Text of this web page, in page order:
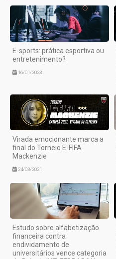
E-sports: prática esportiva ou
entretenimento?
16/01/2023
Virada emocionante marca a
final do Torneio E-FIFA
Mackenzie
24/03/2021
Estudo sobre alfabetização
financeira contra
endividamento de
universitários vence categoria